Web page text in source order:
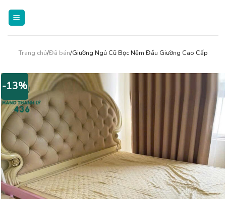
Trang chủ/Đã bán/Giường Ngủ Cũ Bọc Nệm Đầu Giường Cao Cấp
-13%